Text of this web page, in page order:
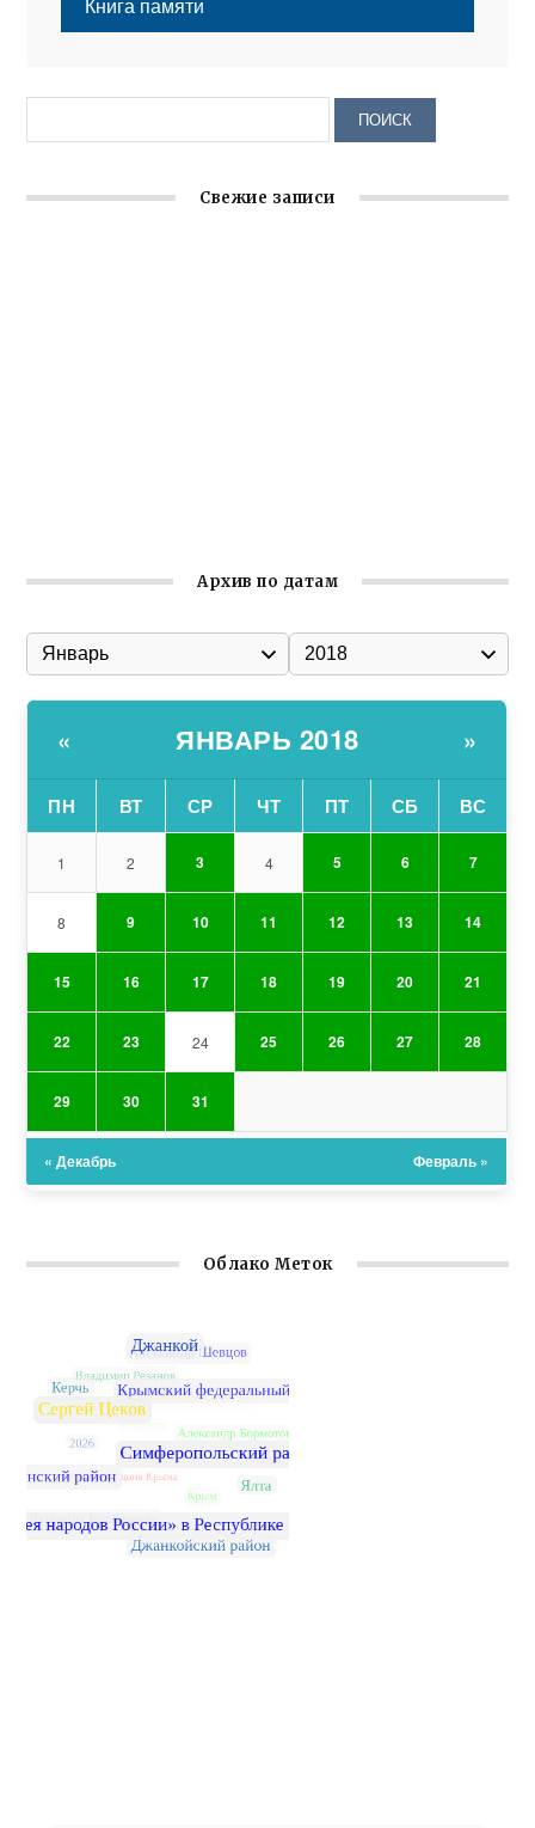
Книга памяти
Свежие записи
Архив по датам
« ЯНВАРЬ 2018 »
ПН ВТ СР ЧТ ПТ СБ ВС
1 2 3 4 5 6 7
8 9 10 11 12 13 14
15 16 17 18 19 20 21
22 23 24 25 26 27 28
29 30 31
« Декабрь Февраль »
Облако Меток